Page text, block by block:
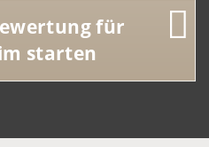
für
starten